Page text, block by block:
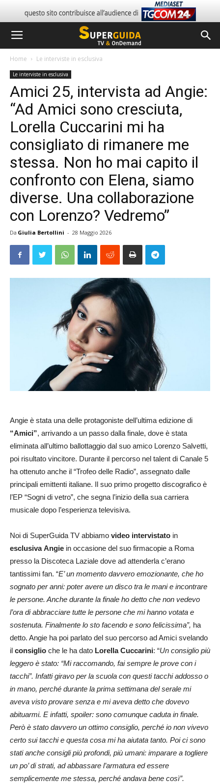
Home Le interviste in esclusiva
Le interviste in esclusiva
Amici 25, intervista ad Angie:
“Ad Amici sono cresciuta,
Lorella Cuccarini mi ha
consigliato di rimanere me
stessa. Non ho mai capito il
confronto con Elena, siamo
diverse. Una collaborazione
con Lorenzo? Vedremo”
Da Giulia Bertollini - 28 Maggio 2026
Angie è stata una delle protagoniste dell’ultima edizione di
“Amici”, arrivando a un passo dalla finale, dove è stata
eliminata all’ultimo ballottaggio dal suo amico Lorenzo Salvetti,
poi risultato vincitore. Durante il percorso nel talent di Canale 5
ha ottenuto anche il “Trofeo delle Radio”, assegnato dalle
principali emittenti italiane. Il suo primo progetto discografico è
l’EP “Sogni di vetro”, che segna l’inizio della sua carriera
musicale dopo l’esperienza televisiva.
Noi di SuperGuida TV abbiamo video intervistato in
esclusiva Angie in occasione del suo firmacopie a Roma
presso la Discoteca Laziale dove ad attenderla c’erano
tantissimi fan. “E’ un momento davvero emozionante, che ho
sognato per anni: poter avere un disco tra le mani e incontrare
le persone. Anche durante la finale ho detto che non vedevo
l’ora di abbracciare tutte le persone che mi hanno votata e
sostenuta. Finalmente lo sto facendo e sono felicissima”, ha
detto. Angie ha poi parlato del suo percorso ad Amici svelando
il consiglio che le ha dato Lorella Cuccarini: “Un consiglio più
leggero è stato: “Mi raccomando, fai sempre le prove con i
tacchi”. Infatti giravo per la scuola con questi tacchi addosso o
in mano, perché durante la prima settimana del serale mi
aveva visto provare senza e mi aveva detto che dovevo
abituarmi. E infatti, spoiler: sono comunque caduta in finale.
Però è stato davvero un ottimo consiglio, perché io non vivevo
certo sui tacchi e questa cosa mi ha aiutata tanto. Poi ci sono
stati anche consigli più profondi, più umani: imparare a togliere
un po’ di strati, ad abbassare l’armatura ed essere
semplicemente me stessa, perché andava bene così”.